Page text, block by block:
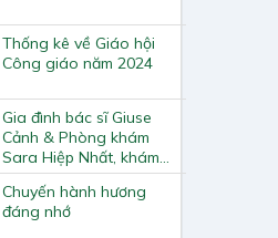
Thống kê về Giáo hội
Công giáo năm 2024
Gia đình bác sĩ Giuse
Cảnh & Phòng khám
Sara Hiệp Nhất, khám
bệnh và phát thuốc
miễn phí tại Tuyên
Quang
Chuyến hành hương
đáng nhớ